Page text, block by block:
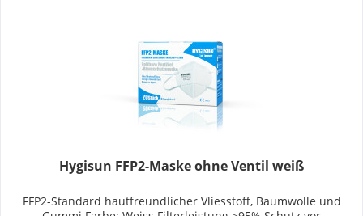
Hygisun FFP2-Maske ohne Ventil weiß
FFP2-Standard hautfreundlicher Vliesstoff, Baumwolle und